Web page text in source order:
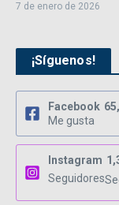
7 de enero de 2026
¡Síguenos!
Facebook
Me gusta
Instagram
Seguidores